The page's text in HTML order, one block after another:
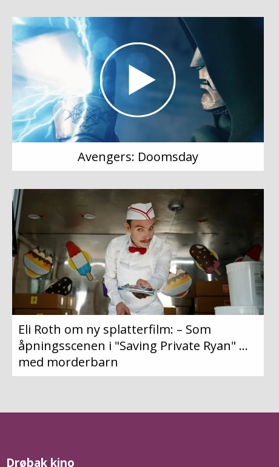
Avengers: Doomsday
Eli Roth om ny splatterfilm: – Som
åpningsscenen i "Saving Private Ryan" ...
med morderbarn
Drøbak kino